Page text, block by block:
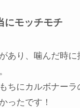
にモッチモチ
があり、噛んだ時に
ちにカルボナーラ
ったです！